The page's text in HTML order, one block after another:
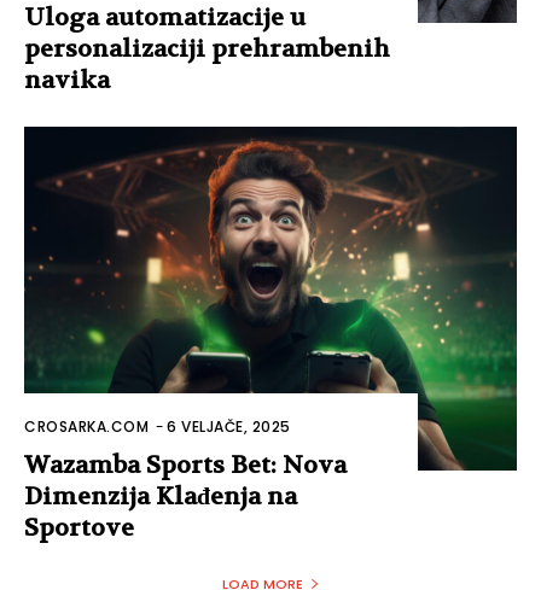
Uloga automatizacije u
personalizaciji prehrambenih
navika
CROSARKA.COM -6 VELJAČE, 2025
Wazamba Sports Bet: Nova
Dimenzija Klađenja na
Sportove
LOAD MORE